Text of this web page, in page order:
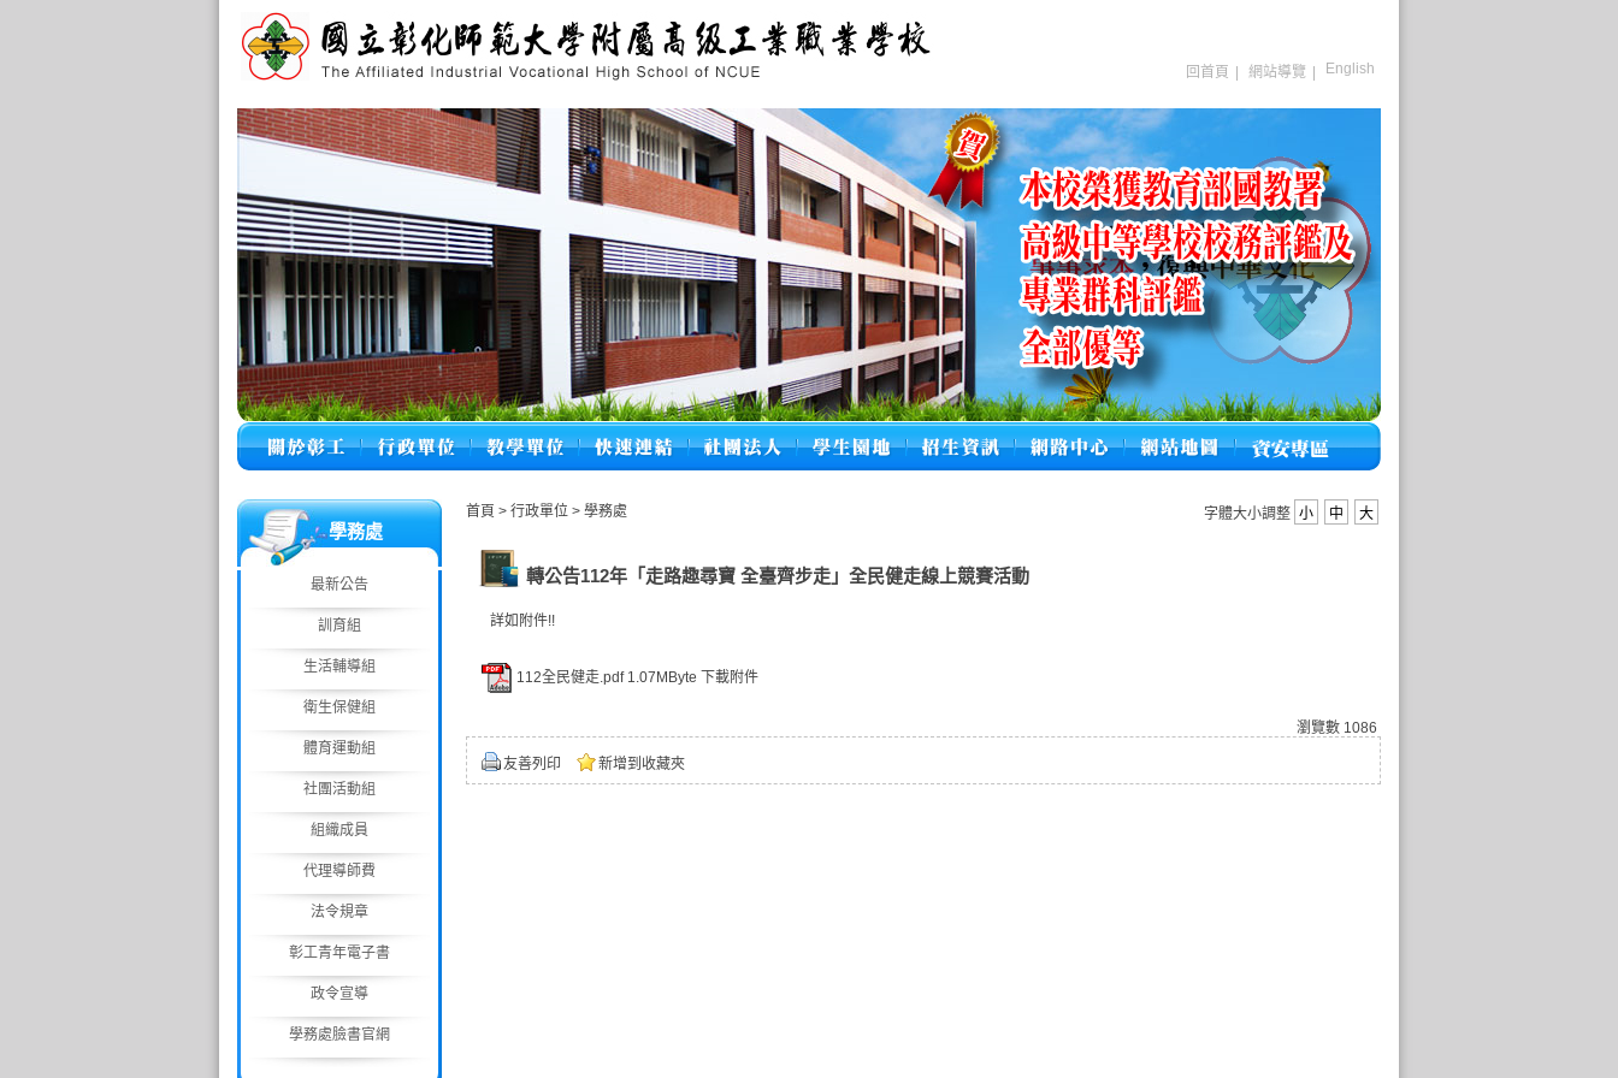
回首頁 網站導覽 English
學務處
最新公告
訓育組
生活輔導組
衛生保健組
體育運動組
社團活動組
組織成員
代理導師費
法令規章
彰工青年電子書
政令宣導
學務處臉書官網
首頁 > 行政單位 > 學務處 字體大小調整 小 中 大
轉公告112年「走路趣尋寶 全臺齊步走」全民健走線上競賽活動
詳如附件!!
112全民健走.pdf 1.07MByte 下載附件
瀏覽數 1086
友善列印 新增到收藏夾